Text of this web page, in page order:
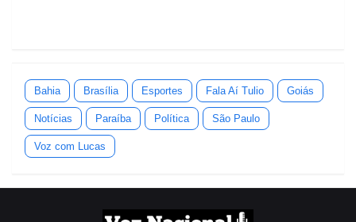
Bahia Brasília Esportes Fala Aí Tulio Goiás
Notícias Paraíba Política São Paulo
Voz com Lucas